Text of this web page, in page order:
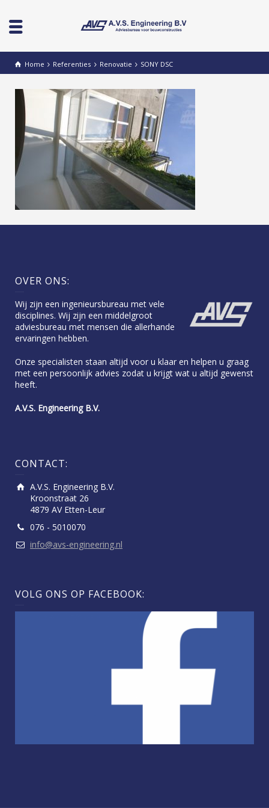
Home Referenties Renovatie SONY DSC
OVER ONS:
Wij zijn een ingenieursbureau met vele
disciplines. Wij zijn een middelgroot
adviesbureau met mensen die allerhande
ervaringen hebben.
Onze specialisten staan altijd voor u klaar en helpen u graag
met een persoonlijk advies zodat u krijgt wat u altijd gewenst
heeft.
A.V.S. Engineering B.V.
CONTACT:
A.V.S. Engineering B.V.
Kroonstraat 26
4879 AV Etten-Leur
076 - 5010070
info@avs-engineering.nl
VOLG ONS OP FACEBOOK: